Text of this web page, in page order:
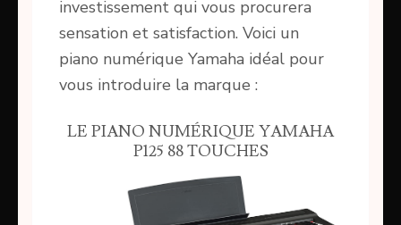
investissement qui vous procurera
sensation et satisfaction. Voici un
piano numérique Yamaha idéal pour
vous introduire la marque :
LE PIANO NUMÉRIQUE YAMAHA
P125 88 TOUCHES